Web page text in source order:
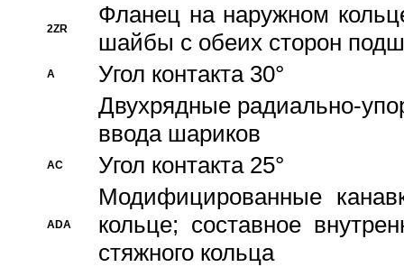
2ZR
Фланец на наружном
шайбы с обеих сторон
A
Угол контакта 30°
Двухрядные радиально-
ввода шариков
AC Угол контакта 25°
ADA
Модифицированные
кольце; составное
стяжного кольца